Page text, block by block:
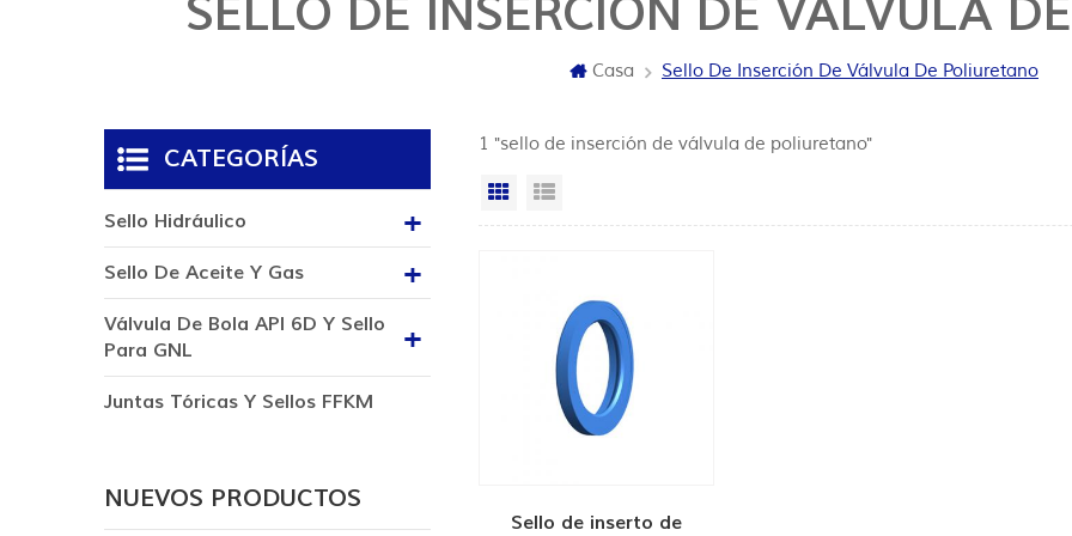
SELLO DE INSERCIÓN DE VÁLVULA
Casa Sello De Inserción De Válvula De Poliuretano
1 "sello de inserción de válvula de poliuretano"
Vista en cuadrícula
Sello de inserto de
CATEGORÍAS
Sello Hidráulico
Sello De Aceite Y Gas
Válvula De Bola API 6D Y Sello
Para GNL
Juntas Tóricas Y Sellos FFKM
NUEVOS PRODUCTOS